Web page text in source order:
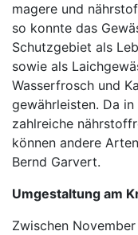
magere und
so konnte das
Schutzgebiet als
sowie als
Wasserfrosch und
gewährleisten. Da
zahlreiche
können andere
Bernd Garvert.
Umgestaltung am
Zwischen